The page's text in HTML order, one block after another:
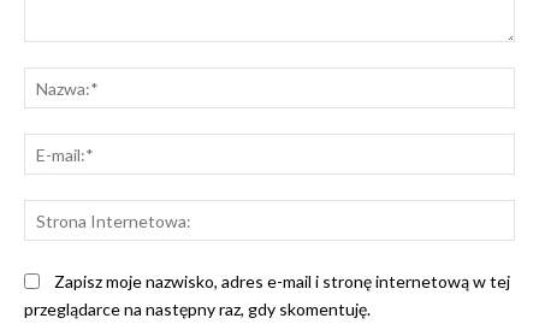
Zapisz moje nazwisko, adres e-mail i stronę internetową w tej
przeglądarce na następny raz, gdy skomentuję.